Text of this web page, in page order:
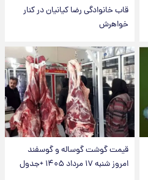
قاب خانوادگی رضا کیانیان در کنار
خواهرش
قیمت گوشت گوساله و گوسفند
امروز شنبه ۱۷ مرداد ۱۴۰۵ +جدول